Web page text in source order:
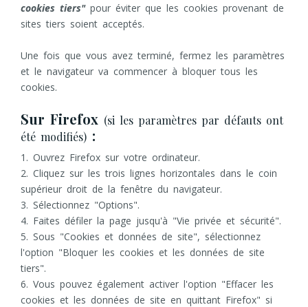
cookies tiers"pour éviter que les cookies provenant de
sites tiers soient acceptés.
Une fois que vous avez terminé, fermez les paramètres
et le navigateur va commencer à bloquer tous les
cookies.
Sur Firefox (si les paramètres par défauts ont
été modifiés) :
1. Ouvrez Firefox sur votre ordinateur.
2. Cliquez sur les trois lignes horizontales dans le coin
supérieur droit de la fenêtre du navigateur.
3. Sélectionnez "Options".
4. Faites défiler la page jusqu'à "Vie privée et sécurité".
5. Sous "Cookies et données de site", sélectionnez
l'option "Bloquer les cookies et les données de site
tiers".
6. Vous pouvez également activer l'option "Effacer les
cookies et les données de site en quittant Firefox" si